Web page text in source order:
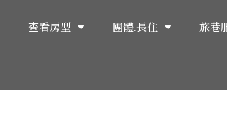
查看房型 團體.長住 旅巷